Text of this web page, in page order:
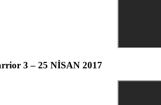
3 – 25 NİSAN 2017